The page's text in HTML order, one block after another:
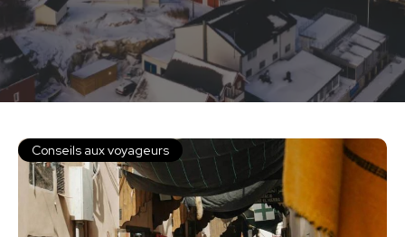
Conseils aux voyageurs